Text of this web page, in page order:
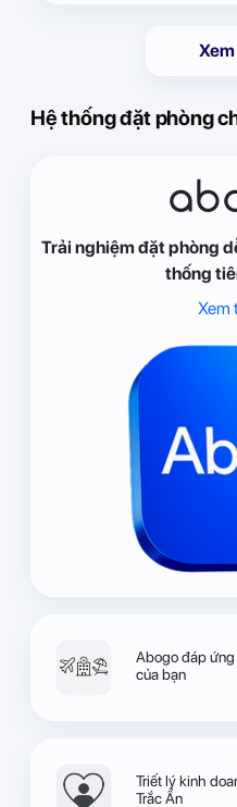
Hệ thống đặt phòng
Trải nghiệm đặt phòng
thống
Xem
Abogo đáp
của bạn
Triết lý kinh
Trắc Ẩn